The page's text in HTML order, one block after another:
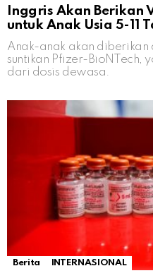
Inggris Akan Berikan
untuk Anak Usia 5-11
Anak-anak akan diberikan
suntikan Pfizer-BioNTech,
dari dosis dewasa.
Berita INTERNASIONAL